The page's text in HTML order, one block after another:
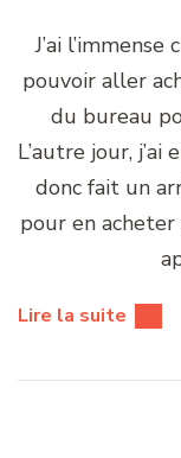
J’ai
pouvoir aller
du bureau
L’autre jour, j’ai
donc fait un
pour en
Lire la suite